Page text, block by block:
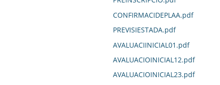
CONFIRMACIDEPLAA.pdf
PREVISIESTADA.pdf
AVALUACIINICIAL01.pdf
AVALUACIOINICIAL12.pdf
AVALUACIOINICIAL23.pdf